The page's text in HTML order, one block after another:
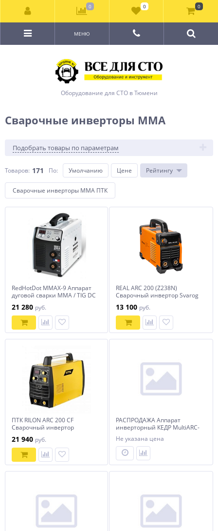
Оборудование для СТО в Тюмени
МЕНЮ
Сварочные инверторы ММА
Подобрать товары по параметрам
Товаров: 171 По: Умолчанию Цене Рейтингу
Сварочные инверторы ММА ПТК
RedHotDot MMAX-9 Аппарат
дуговой сварки ММА / TIG DC
21 280 руб.
REAL ARC 200 (Z238N)
Сварочный инвертор Svarog
13 100 руб.
ПТК RILON ARC 200 CF
Сварочный инвертор
21 940 руб.
РАСПРОДАЖА Аппарат
инверторный КЕДР MultiARC-
2500-3
Не указана цена
0 0 0